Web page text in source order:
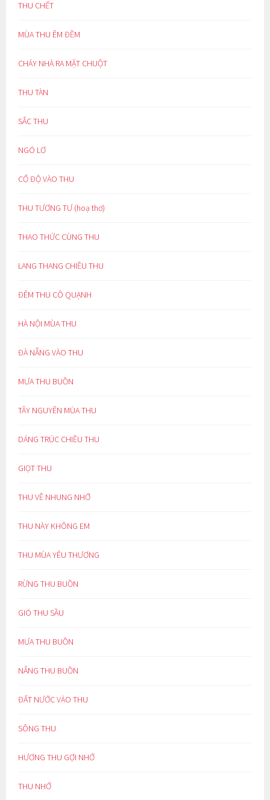
THU CHẾT
MÙA THU ÊM ĐỀM
CHÁY NHÀ RA MẶT CHUỘT
THU TÀN
SẮC THU
NGÓ LƠ
CỔ ĐỘ VÀO THU
THU TƯƠNG TƯ (hoạ thơ)
THAO THỨC CÙNG THU
LANG THANG CHIỀU THU
ĐÊM THU CÔ QUẠNH
HÀ NỘI MÙA THU
ĐÀ NẴNG VÀO THU
MƯA THU BUỒN
TÂY NGUYÊN MÙA THU
DÁNG TRÚC CHIỀU THU
GIỌT THU
THU VỀ NHUNG NHỚ
THU NÀY KHÔNG EM
THU MÙA YÊU THƯƠNG
RỪNG THU BUỒN
GIÓ THU SẦU
MƯA THU BUỒN
NẮNG THU BUỒN
ĐẤT NƯỚC VÀO THU
SÔNG THU
HƯƠNG THU GỢI NHỚ
THU NHỚ